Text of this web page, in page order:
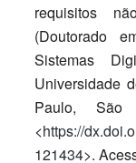
requisitos
(Doutorado
Sistemas
Universidade
Paulo, São
<https://
121434>.